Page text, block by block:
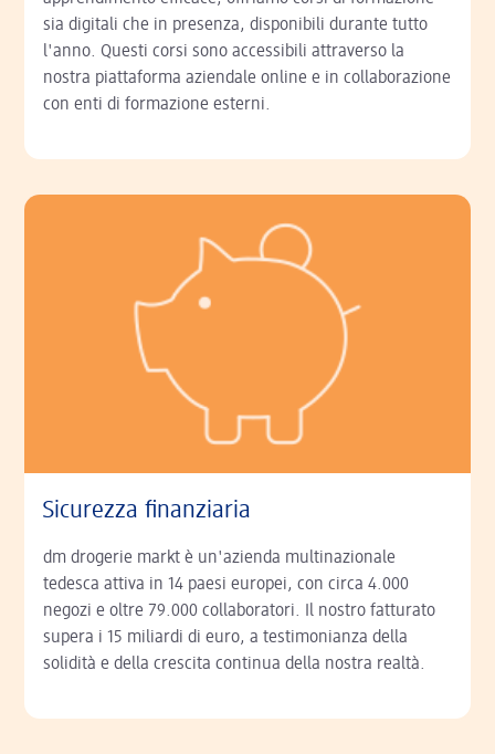
sia digitali che in presenza, disponibili durante tutto
l'anno. Questi corsi sono accessibili attraverso la
nostra piattaforma aziendale online e in collaborazione
con enti di formazione esterni.
Sicurezza finanziaria
dm drogerie markt è un'azienda multinazionale
tedesca attiva in 14 paesi europei, con circa 4.000
negozi e oltre 79.000 collaboratori. Il nostro fatturato
supera i 15 miliardi di euro, a testimonianza della
solidità e della crescita continua della nostra realtà.